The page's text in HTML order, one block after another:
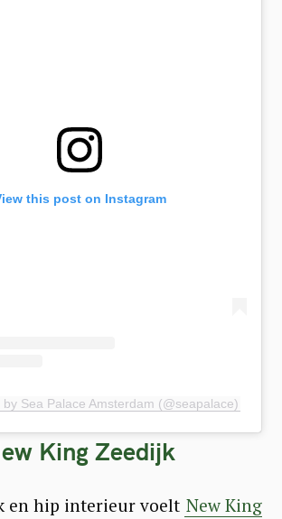
this post on Instagram
by Sea Palace Amsterdam (@seapalace)
King Zeedijk
en hip interieur voelt New King